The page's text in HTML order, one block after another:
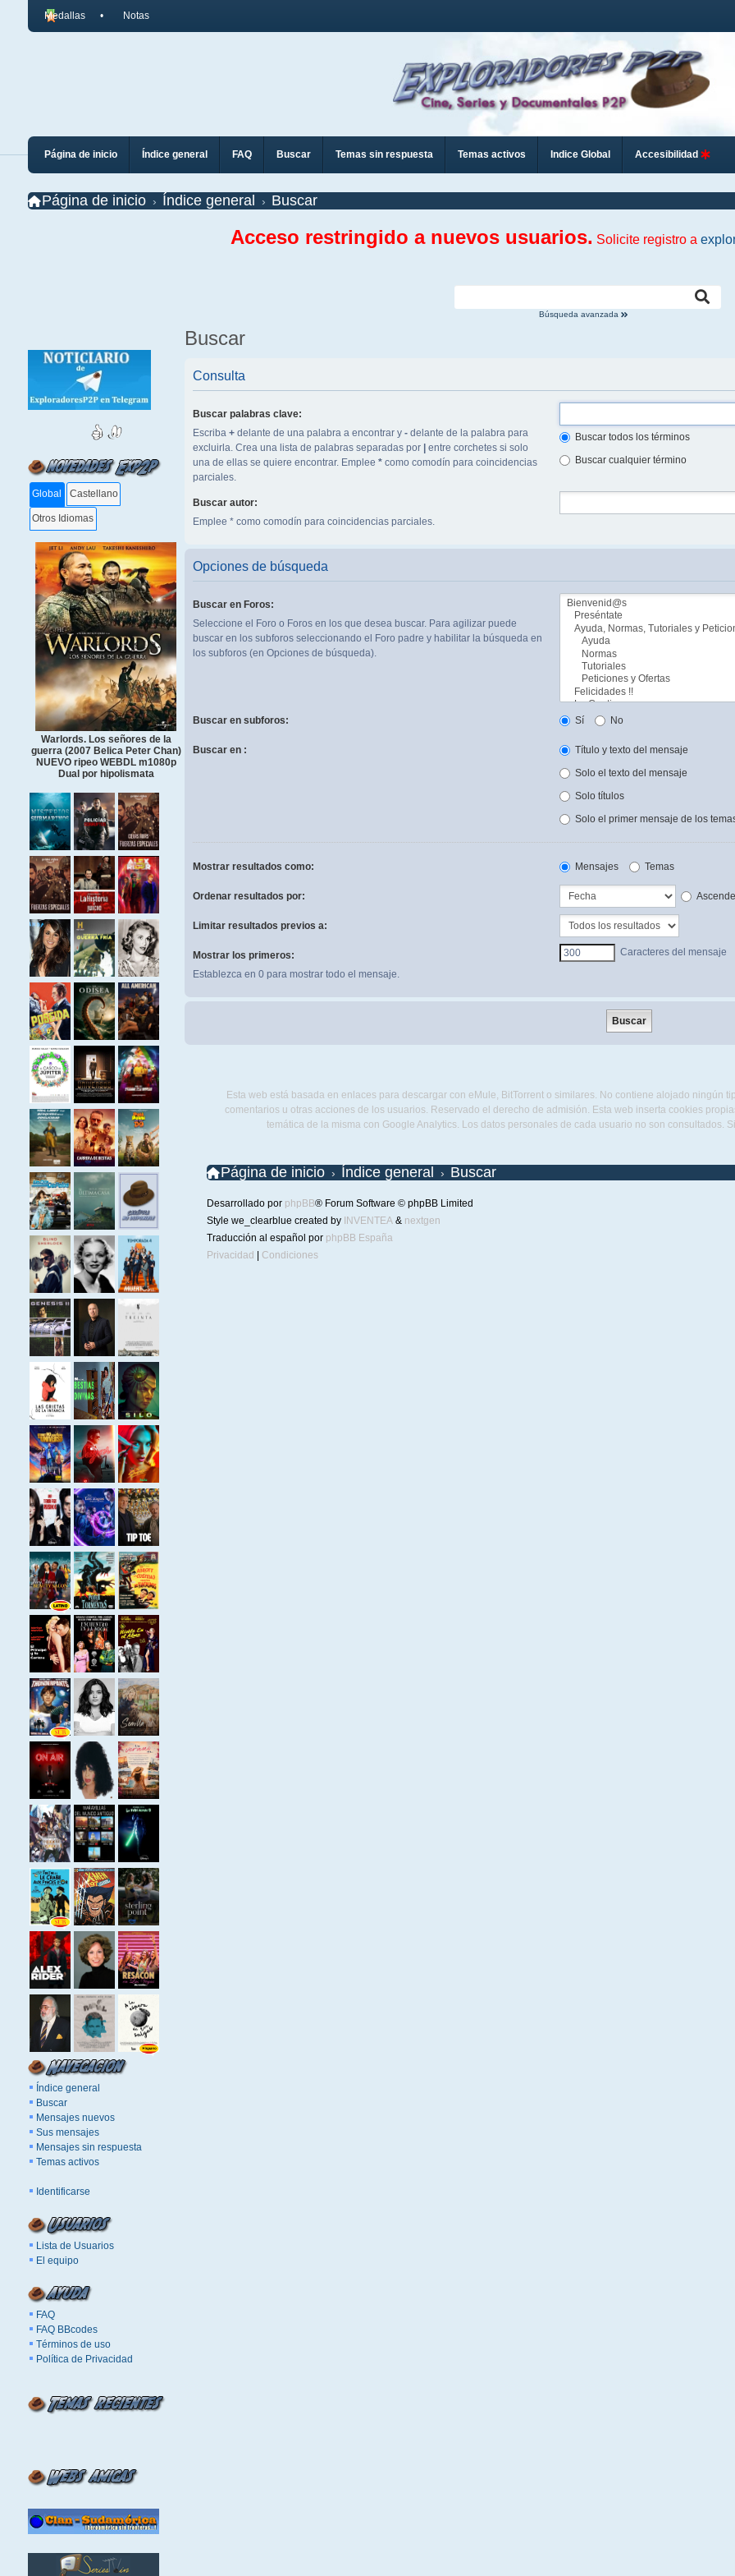
Medallas Notas
Página de inicio Índice general FAQ Buscar Temas sin respuesta Temas activos Indice Global Accesibilidad
Página de inicio Índice general Buscar
Acceso restringido a nuevos usuarios. Solicite registro a
Búsqueda avanzada
Global Castellano
Otros Idiomas
Warlords. Los señores de la
guerra (2007 Belica Peter Chan)
NUEVO ripeo WEBDL m1080p
Dual por hipolismata
Índice general
Buscar
Mensajes nuevos
Sus mensajes
Mensajes sin respuesta
Temas activos
Identificarse
Lista de Usuarios
El equipo
FAQ
FAQ BBcodes
Términos de uso
Política de Privacidad
Buscar
Consulta
Buscar palabras clave:
Escriba +delante de una palabra a encontrar y -delante de la palabra para
excluirla. Crea una lista de palabras separadas por
entre corchetes si solo
una de ellas se quiere encontrar. Emplee *como comodín para coincidencias
parciales.
Buscar todos los términos
Buscar cualquier término
Buscar autor:
Emplee * como comodín para coincidencias parciales.
Opciones de búsqueda
Buscar en Foros:
Seleccione el Foro o Foros en los que desea buscar. Para agilizar puede
buscar en los subforos seleccionando el Foro padre y habilitar la búsqueda en
los subforos (en Opciones de búsqueda).
Buscar en subforos: Sí No
Buscar en :
Título y texto del mensaje
Solo el texto del mensaje
Solo títulos
Solo el primer mensaje de los
Mostrar resultados como: Mensajes Temas
Ordenar resultados por:
Limitar resultados previos a:
Mostrar los primeros:
Establezca en 0 para mostrar todo el mensaje.
Caracteres del mensaje
Esta web está basada en enlaces para descargar con eMule, BitTorrent o similares. No contiene alojado ningún
comentarios u otras acciones de los usuarios. Reservado el derecho de admisión. Esta web inserta cookies
temática de la misma con Google Analytics. Los datos personales de cada usuario no son consultados.
Página de inicio Índice general Buscar
Desarrollado por phpBB® Forum Software © phpBB Limited
Style we_clearblue created by INVENTEA& nextgen
Traducción al español por phpBB España
Privacidad
Condiciones